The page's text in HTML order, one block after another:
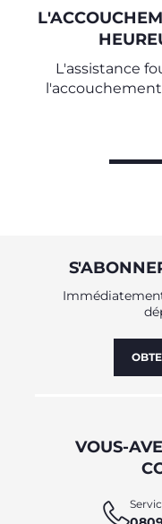
L'assistance
VOUS-